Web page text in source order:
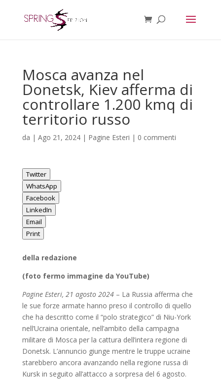
Mosca avanza nel
Donetsk, Kiev afferma di
controllare 1.200 kmq di
territorio russo
da | Ago 21, 2024| Pagine Esteri | 0 commenti
Twitter
WhatsApp
Facebook
LinkedIn
Email
Print
della redazione
(foto fermo immagine da YouTube)
Pagine Esteri, 21 agosto 2024– La Russia afferma che
le sue forze armate hanno preso il controllo di quello
che ha descritto come il “polo strategico” di Niu-York
nell’Ucraina orientale, nell’ambito della campagna
militare di Mosca per la cattura dell’intera regione di
Donetsk. L’annuncio giunge mentre le truppe ucraine
starebbero ancora avanzando nella regione russa di
Kursk in seguito all’attacco a sorpresa del 6 agosto.